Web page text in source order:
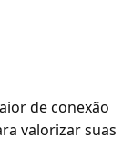
de conexão
valorizar suas